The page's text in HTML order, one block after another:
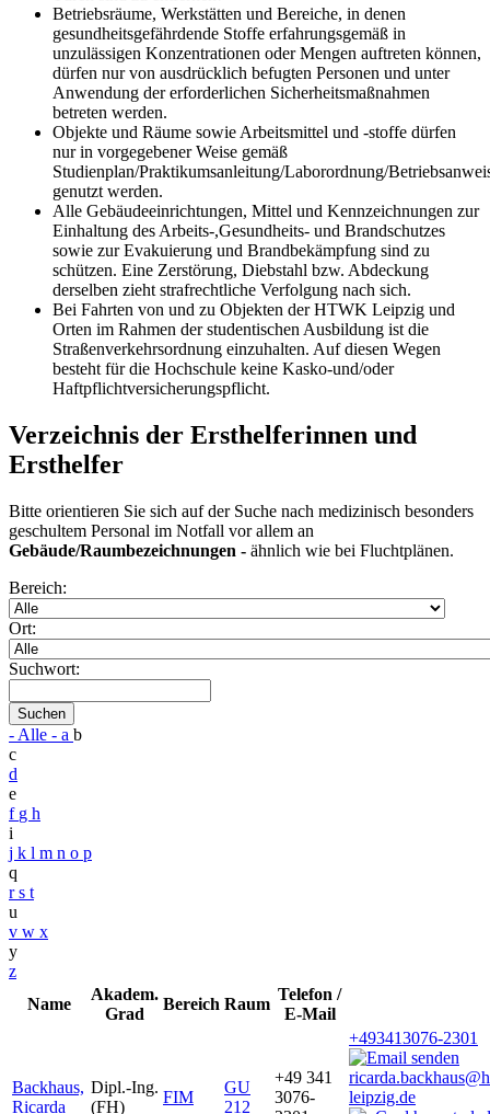
Betriebsräume, Werkstätten und Bereiche, in denen
gesundheitsgefährdende Stoffe erfahrungsgemäß in
unzulässigen Konzentrationen oder Mengen auftreten können,
dürfen nur von ausdrücklich befugten Personen und unter
Anwendung der erforderlichen Sicherheitsmaßnahmen
betreten werden.
Objekte und Räume sowie Arbeitsmittel und -stoffe dürfen
nur in vorgegebener Weise gemäß
Studienplan/Praktikumsanleitung/Laborordnung/
genutzt werden.
Alle Gebäudeeinrichtungen, Mittel und Kennzeichnungen zur
Einhaltung des Arbeits-,Gesundheits- und Brandschutzes
sowie zur Evakuierung und Brandbekämpfung sind zu
schützen. Eine Zerstörung, Diebstahl bzw. Abdeckung
derselben zieht strafrechtliche Verfolgung nach sich.
Bei Fahrten von und zu Objekten der HTWK Leipzig und
Orten im Rahmen der studentischen Ausbildung ist die
Straßenverkehrsordnung einzuhalten. Auf diesen Wegen
besteht für die Hochschule keine Kasko-und/oder
Haftpflichtversicherungspflicht.
Verzeichnis der Ersthelferinnen und
Ersthelfer
Bitte orientieren Sie sich auf der Suche nach medizinisch besonders
geschultem Personal im Notfall vor allem an
Gebäude/Raumbezeichnungen - ähnlich wie bei Fluchtplänen.
Bereich:
Ort:
Suchwort:
Suchen
- Alle - a b
c
d
e
f g h
i
j k l m n o p
q
rs t
u
v w x
y
z
Name
Akadem.
Grad
Bereich Raum
Telefon /
E-Mail
Backhaus,
Ricarda
Dipl.-Ing.
(FH)
FIM
GU
212
+49 341
3076-
+493413076-2301
leipzig.de